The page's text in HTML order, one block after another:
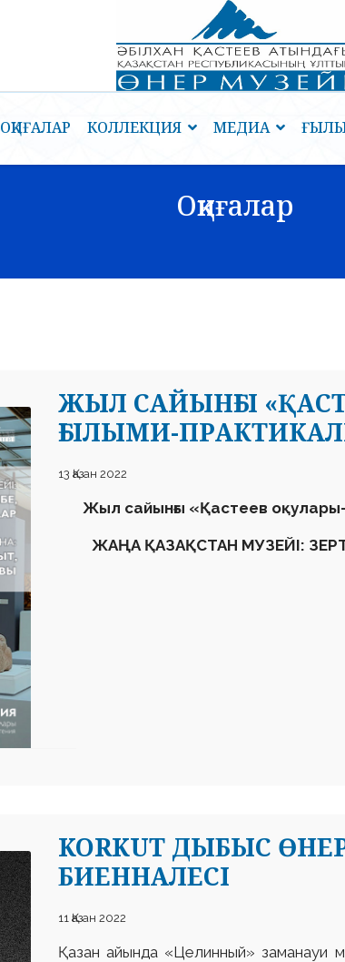
ОҚИҒАЛАР КОЛЛЕКЦИЯ МЕДИА
Оқиғалар
ЖЫЛ САЙЫНҒЫ
ҒЫЛЫМИ-
13 Қазан 2022
Жыл сайынғы «Қастеев
ЖАҢА ҚАЗАҚСТАН МУЗЕЙІ:
KORKUT ДЫБЫС
БИЕННАЛЕСІ
11 Қазан 2022
Қазан айында «Целинный» заманауи